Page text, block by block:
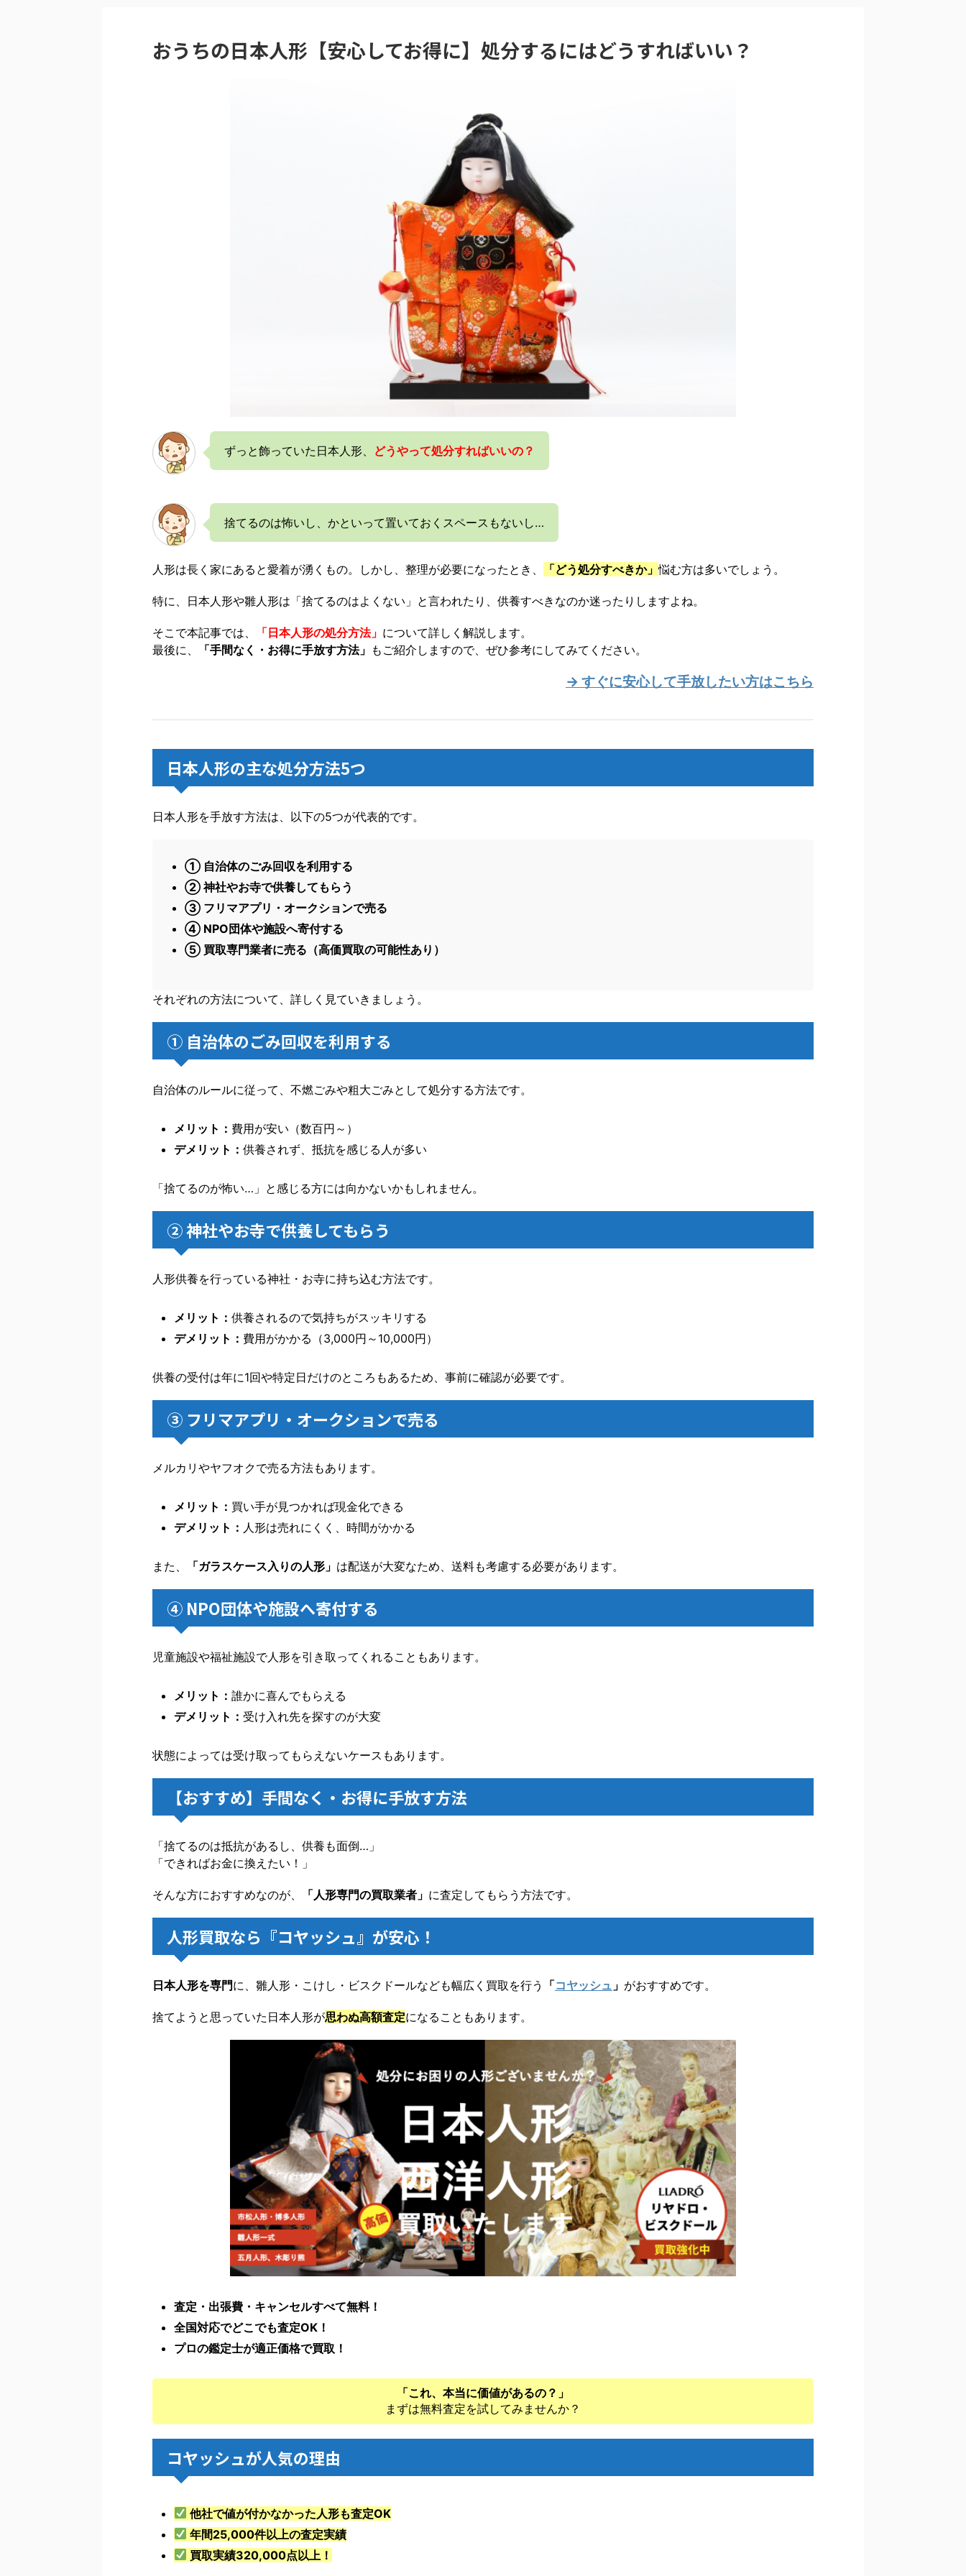
おうちの日本人形【安心してお得に】処分するにはどうすればいい？
ずっと飾っていた日本人形、 どうやって処分すればいいの？
捨てるのは怖いし、かといって置いておくスペースもないし…
人形は長く家にあると愛着が湧くもの。しかし、整理が必要になったとき、 「どう処分すべきか」悩む方は多いでしょう。
特に、日本人形や雛人形は「捨てるのはよくない」と言われたり、供養すべきなのか迷ったりしますよね。
そこで本記事では、 「日本人形の処分方法」 について詳しく解説します。
最後に、
「手間なく・お得に手放す方法」 もご紹介しますので、ぜひ参考にしてみてください。
→ すぐに安心して手放したい方はこちら
日本人形の主な処分方法5つ
日本人形を手放す方法は、以下の5つが代表的です。
① 自治体のごみ回収を利用する
② 神社やお寺で供養してもらう
③ フリマアプリ・オークションで売る
④ NPO団体や施設へ寄付する
⑤ 買取専門業者に売る（高価買取の可能性あり）
それぞれの方法について、詳しく見ていきましょう。
① 自治体のごみ回収を利用する
自治体のルールに従って、不燃ごみや粗大ごみとして処分する方法です。
メリット： 費用が安い（数百円～）
デメリット： 供養されず、抵抗を感じる人が多い
「捨てるのが怖い…」と感じる方には向かないかもしれません。
② 神社やお寺で供養してもらう
人形供養を行っている神社・お寺に持ち込む方法です。
メリット： 供養されるので気持ちがスッキリする
デメリット： 費用がかかる（3,000円～10,000円）
供養の受付は年に1回や特定日だけのところもあるため、事前に確認が必要です。
③ フリマアプリ・オークションで売る
メルカリやヤフオクで売る方法もあります。
メリット： 買い手が見つかれば現金化できる
デメリット： 人形は売れにくく、時間がかかる
また、 「ガラスケース入りの人形」 は配送が大変なため、送料も考慮する必要があります。
④ NPO団体や施設へ寄付する
児童施設や福祉施設で人形を引き取ってくれることもあります。
メリット： 誰かに喜んでもらえる
デメリット： 受け入れ先を探すのが大変
状態によっては受け取ってもらえないケースもあります。
【おすすめ】手間なく・お得に手放す方法
「捨てるのは抵抗があるし、供養も面倒…」
「できればお金に換えたい！」
そんな方におすすめなのが、 「人形専門の買取業者」 に査定してもらう方法です。
人形買取なら『コヤッシュ』が安心！
日本人形を専門に、雛人形・こけし・ビスクドールなども幅広く買取を行う 「コヤッシュ 」 がおすすめです。
捨てようと思っていた日本人形が思わぬ高額査定になることもあります。
査定・出張費・キャンセルすべて無料！
全国対応でどこでも査定OK！
プロの鑑定士が適正価格で買取！
「これ、本当に価値があるの？」
まずは無料査定を試してみませんか？
コヤッシュが人気の理由
他社で値が付かなかった人形も査定OK
年間25,000件以上の査定実績
買取実績320,000点以上！